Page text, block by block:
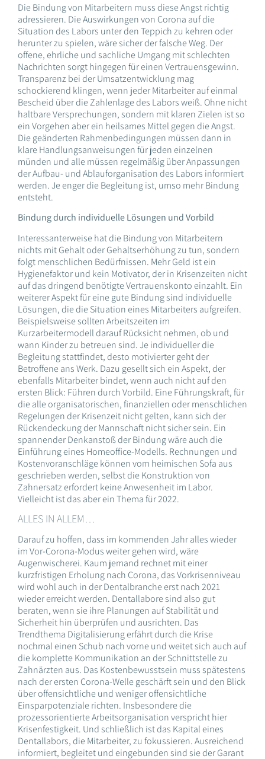
Die Bindung von Mitarbeitern muss diese Angst richtig
adressieren. Die Auswirkungen von Corona auf die
Situation des Labors unter den Teppich zu kehren oder
herunter zu spielen, wäre sicher der falsche Weg. Der
offene, ehrliche und sachliche Umgang mit schlechten
Nachrichten sorgt hingegen für einen Vertrauensgewinn.
Transparenz bei der Umsatzentwicklung mag
schockierend klingen, wenn jeder Mitarbeiter auf einmal
Bescheid über die Zahlenlage des Labors weiß. Ohne nicht
haltbare Versprechungen, sondern mit klaren Zielen ist so
ein Vorgehen aber ein heilsames Mittel gegen die Angst.
Die geänderten Rahmenbedingungen müssen dann in
klare Handlungsanweisungen für jeden einzelnen
münden und alle müssen regelmäßig über Anpassungen
der Aufbau- und Ablauforganisation des Labors informiert
werden. Je enger die Begleitung ist, umso mehr Bindung
entsteht.
Bindung durch individuelle Lösungen und Vorbild
Interessanterweise hat die Bindung von Mitarbeitern
nichts mit Gehalt oder Gehaltserhöhung zu tun, sondern
folgt menschlichen Bedürfnissen. Mehr Geld ist ein
Hygienefaktor und kein Motivator, der in Krisenzeiten nicht
auf das dringend benötigte Vertrauenskonto einzahlt. Ein
weiterer Aspekt für eine gute Bindung sind individuelle
Lösungen, die die Situation eines Mitarbeiters aufgreifen.
Beispielsweise sollten Arbeitszeiten im
Kurzarbeitermodell darauf Rücksicht nehmen, ob und
wann Kinder zu betreuen sind. Je individueller die
Begleitung stattfindet, desto motivierter geht der
Betroffene ans Werk. Dazu gesellt sich ein Aspekt, der
ebenfalls Mitarbeiter bindet, wenn auch nicht auf den
ersten Blick: Führen durch Vorbild. Eine Führungskraft, für
die alle organisatorischen, finanziellen oder menschlichen
Regelungen der Krisenzeit nicht gelten, kann sich der
Rückendeckung der Mannschaft nicht sicher sein. Ein
spannender Denkanstoß der Bindung wäre auch die
Einführung eines Homeoffice-Modells. Rechnungen und
Kostenvoranschläge können vom heimischen Sofa aus
geschrieben werden, selbst die Konstruktion von
Zahnersatz erfordert keine Anwesenheit im Labor.
Vielleicht ist das aber ein Thema für 2022.
ALLES IN ALLEM…
Darauf zu hoffen, dass im kommenden Jahr alles wieder
im Vor-Corona-Modus weiter gehen wird, wäre
Augenwischerei. Kaum jemand rechnet mit einer
kurzfristigen Erholung nach Corona, das Vorkrisenniveau
wird wohl auch in der Dentalbranche erst nach 2021
wieder erreicht werden. Dentallabore sind also gut
beraten, wenn sie ihre Planungen auf Stabilität und
Sicherheit hin überprüfen und ausrichten. Das
Trendthema Digitalisierung erfährt durch die Krise
nochmal einen Schub nach vorne und weitet sich auch auf
die komplette Kommunikation an der Schnittstelle zu
Zahnärzten aus. Das Kostenbewusstsein muss spätestens
nach der ersten Corona-Welle geschärft sein und den Blick
über offensichtliche und weniger offensichtliche
Einsparpotenziale richten. Insbesondere die
prozessorientierte Arbeitsorganisation verspricht hier
Krisenfestigkeit. Und schließlich ist das Kapital eines
Dentallabors, die Mitarbeiter, zu fokussieren. Ausreichend
informiert, begleitet und eingebunden sind sie der Garant